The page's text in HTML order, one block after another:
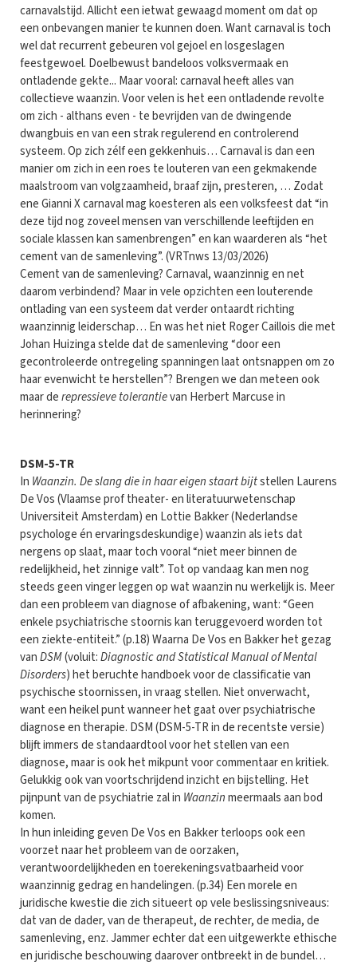
carnavalstijd. Allicht een ietwat gewaagd moment om dat op
een onbevangen manier te kunnen doen. Want carnaval is toch
wel dat recurrent gebeuren vol gejoel en losgeslagen
feestgewoel. Doelbewust bandeloos volksvermaak en
ontladende gekte... Maar vooral: carnaval heeft alles van
collectieve waanzin. Voor velen is het een ontladende revolte
om zich - althans even - te bevrijden van de dwingende
dwangbuis en van een strak regulerend en controlerend
systeem. Op zich zélf een gekkenhuis… Carnaval is dan een
manier om zich in een roes te louteren van een gekmakende
maalstroom van volgzaamheid, braaf zijn, presteren, … Zodat
ene Gianni X carnaval mag koesteren als een volksfeest dat “in
deze tijd nog zoveel mensen van verschillende leeftijden en
sociale klassen kan samenbrengen” en kan waarderen als “het
cement van de samenleving”. (VRTnws 13/03/2026)
Cement van de samenleving? Carnaval, waanzinnig en net
daarom verbindend? Maar in vele opzichten een louterende
ontlading van een systeem dat verder ontaardt richting
waanzinnig leiderschap… En was het niet Roger Caillois die met
Johan Huizinga stelde dat de samenleving “door een
gecontroleerde ontregeling spanningen laat ontsnappen om zo
haar evenwicht te herstellen”? Brengen we dan meteen ook
maar derepressieve tolerantievan Herbert Marcuse in
herinnering?
DSM-5-TR
In Waanzin. De slang die in haar eigen staart bijtstellen Laurens
De Vos (Vlaamse prof theater- en literatuurwetenschap
Universiteit Amsterdam) en Lottie Bakker (Nederlandse
psychologe én ervaringsdeskundige) waanzin als iets dat
nergens op slaat, maar toch vooral “niet meer binnen de
redelijkheid, het zinnige valt”. Tot op vandaag kan men nog
steeds geen vinger leggen op wat waanzin nu werkelijk is. Meer
dan een probleem van diagnose of afbakening, want: “Geen
enkele psychiatrische stoornis kan teruggevoerd worden tot
een ziekte-entiteit.” (p.18) Waarna De Vos en Bakker het gezag
vanDSM(voluit:Diagnostic and Statistical Manual of Mental
Disorders) het beruchte handboek voor de classificatie van
psychische stoornissen, in vraag stellen. Niet onverwacht,
want een heikel punt wanneer het gaat over psychiatrische
diagnose en therapie. DSM (DSM-5-TR in de recentste versie)
blijft immers de standaardtool voor het stellen van een
diagnose, maar is ook het mikpunt voor commentaar en kritiek.
Gelukkig ook van voortschrijdend inzicht en bijstelling. Het
pijnpunt van de psychiatrie zal in Waanzinmeermaals aan bod
komen.
In hun inleiding geven De Vos en Bakker terloops ook een
voorzet naar het probleem van de oorzaken,
verantwoordelijkheden en toerekeningsvatbaarheid voor
waanzinnig gedrag en handelingen. (p.34) Een morele en
juridische kwestie die zich situeert op vele beslissingsniveaus:
dat van de dader, van de therapeut, de rechter, de media, de
samenleving, enz. Jammer echter dat een uitgewerkte ethische
en juridische beschouwing daarover ontbreekt in de bundel…